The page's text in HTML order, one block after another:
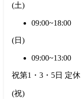
(土)
09:00~18:00
(日 )
09:00~13:00
祝第1・3・5日 定休
(祝)